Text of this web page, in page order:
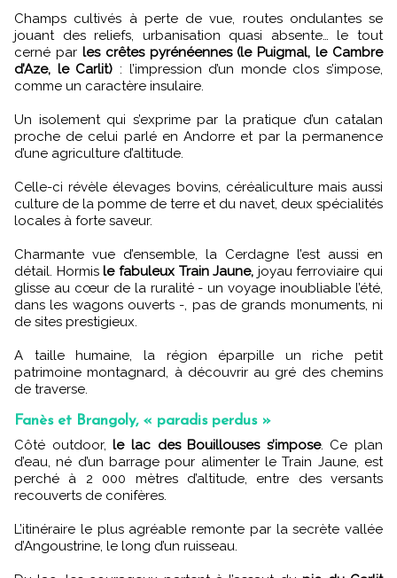
Champs cultivés à perte de vue, routes ondulantes se
jouant des reliefs, urbanisation quasi absente… le tout
cerné par les crêtes pyrénéennes (le Puigmal, le Cambre
d’Aze, le Carlit) : l’impression d’un monde clos s’impose,
comme un caractère insulaire.
Un isolement qui s’exprime par la pratique d’un catalan
proche de celui parlé en Andorre et par la permanence
d’une agriculture d’altitude.
Celle-ci révèle élevages bovins, céréaliculture mais aussi
culture de la pomme de terre et du navet, deux spécialités
locales à forte saveur.
Charmante vue d’ensemble, la Cerdagne l’est aussi en
détail. Hormisle fabuleux Train Jaune, joyau ferroviaire qui
glisse au cœur de la ruralité - un voyage inoubliable l’été,
dans les wagons ouverts -, pas de grands monuments, ni
de sites prestigieux.
A taille humaine, la région éparpille un riche petit
patrimoine montagnard, à découvrir au gré des chemins
de traverse.
Fanès et Brangoly, « paradis perdus »
Côté outdoor,le lac des Bouillouses s’impose. Ce plan
d’eau, né d’un barrage pour alimenter le Train Jaune, est
perché à 2 000 mètres d’altitude, entre des versants
recouverts de conifères.
L’itinéraire le plus agréable remonte par la secrète vallée
d’Angoustrine, le long d’un ruisseau.